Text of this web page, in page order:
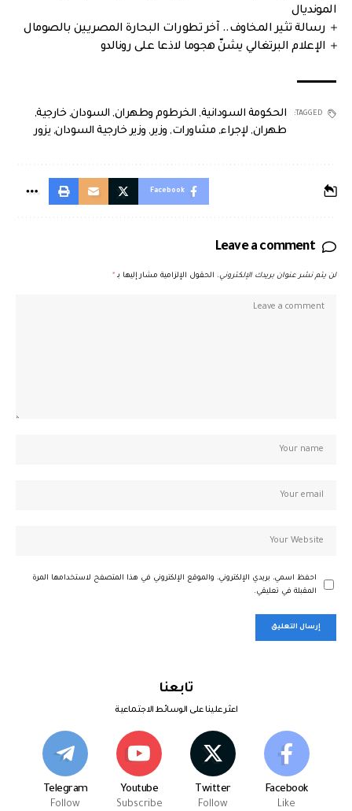
المونديال
رسالة تثير المخاوف.. آخر تطورات البحارة المصريين بالصومال
الإعلام البرتغالي يشنّ هجوما لاذعا على رونالدو
TAGGED: الحكومة السودانية, الخرطوم وطهران, السودان,خارجية,
طهران, لإجراء, مشاورات, وزير , وزير خارجية السودان, يزور
Facebook
Leave a comment
لن يتم نشر عنوان بريدك الإلكتروني. الحقول الإلزامية مشار إليها بـ *
احفظ اسمي، بريدي الإلكتروني، والموقع الإلكتروني في هذا المتصفح لاستخدامها المرة
المقبلة في تعليقي.
تابعنا
اعثر علينا على الوسائط الاجتماعية
Facebook
Like
Twitter
Follow
Youtube
Subscribe
Telegram
Follow